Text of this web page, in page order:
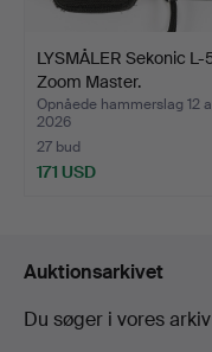
LYSMÅLER Sekonic L-
Zoom Master.
Opnåede hammerslag 12
2026
27 bud
171 USD
Auktionsarkivet
Du søger i vores